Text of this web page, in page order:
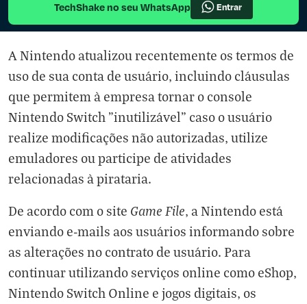
TechShake no seu WhatsApp Entrar
A Nintendo atualizou recentemente os termos de
uso de sua conta de usuário, incluindo cláusulas
que permitem à empresa tornar o console
Nintendo Switch "inutilizável" caso o usuário
realize modificações não autorizadas, utilize
emuladores ou participe de atividades
relacionadas à pirataria.
De acordo com o site Game File, a Nintendo está
enviando e-mails aos usuários informando sobre
as alterações no contrato de usuário. Para
continuar utilizando serviços online como eShop,
Nintendo Switch Online e jogos digitais, os